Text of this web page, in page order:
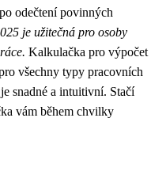
odečtení povinných
je užitečná pro osoby
Kalkulačka pro výpočet
všechny typy pracovních
snadné a intuitivní. Stačí
vám během chvilky